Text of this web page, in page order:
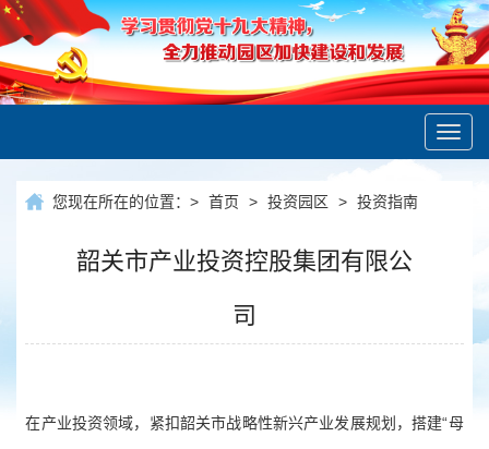
您现在所在的位置：> 首页 > 投资园区 > 投资指南
韶关市产业投资控股集团有限公
司
在产业投资领域，紧扣韶关市战略性新兴产业发展规划，搭建“母